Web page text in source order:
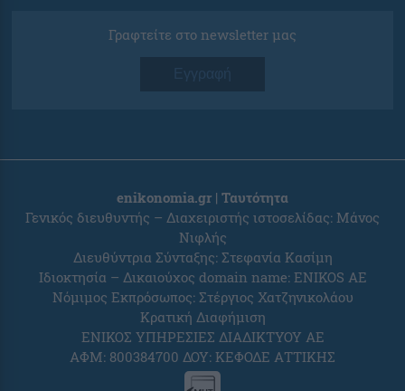
Γραφτείτε στο newsletter μας
Εγγραφή
enikonomia.gr | Ταυτότητα
Γενικός διευθυντής – Διαχειριστής ιστοσελίδας: Μάνος
Νιφλής
Διευθύντρια Σύνταξης: Στεφανία Κασίμη
Ιδιοκτησία – Δικαιούχος domain name: ENIKOS AE
Νόμιμος Εκπρόσωπος: Στέργιος Χατζηνικολάου
Κρατική Διαφήμιση
ΕΝΙΚΟΣ ΥΠΗΡΕΣΙΕΣ ΔΙΑΔΙΚΤΥΟΥ ΑΕ
ΑΦΜ: 800384700 ΔΟΥ: ΚΕΦΟΔΕ ΑΤΤΙΚΗΣ